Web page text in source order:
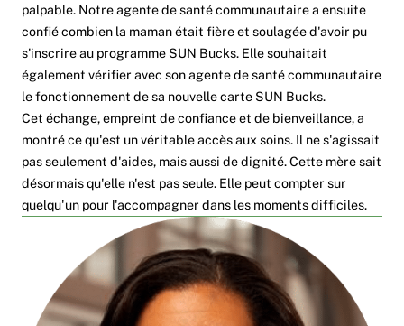
palpable. Notre agente de santé communautaire a ensuite
confié combien la maman était fière et soulagée d'avoir pu
s'inscrire au programme SUN Bucks. Elle souhaitait
également vérifier avec son agente de santé communautaire
le fonctionnement de sa nouvelle carte SUN Bucks.
Cet échange, empreint de confiance et de bienveillance, a
montré ce qu'est un véritable accès aux soins. Il ne s'agissait
pas seulement d'aides, mais aussi de dignité. Cette mère sait
désormais qu'elle n'est pas seule. Elle peut compter sur
quelqu'un pour l'accompagner dans les moments difficiles.